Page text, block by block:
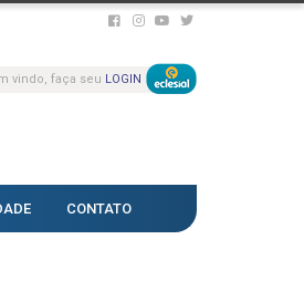
vindo, faça seu LOGIN
CONTATO